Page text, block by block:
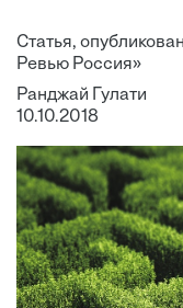
Статья,
Ревью Россия»
Ранджай Гулати
10.10.2018